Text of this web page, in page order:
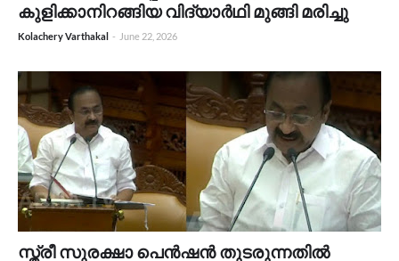
കുളിക്കാനിറങ്ങിയ വിദ്യാർഥി മുങ്ങി മരിച്ചു
Kolachery Varthakal - June 22, 2026
സ്ത്രീ സുരക്ഷാ പെൻഷൻ തുടരുന്നതിൽ